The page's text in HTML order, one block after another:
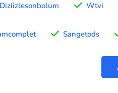
Diziizlesonbolum Wtvi
Sangetods